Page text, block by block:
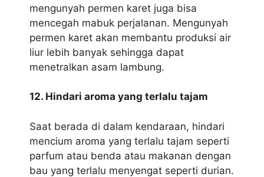
mengunyah permen karet juga bisa
mencegah mabuk perjalanan. Mengunyah
permen karet akan membantu produksi air
liur lebih banyak sehingga dapat
menetralkan asam lambung.
12. Hindari aroma yang terlalu tajam
Saat berada di dalam kendaraan, hindari
mencium aroma yang terlalu tajam seperti
parfum atau benda atau makanan dengan
bau yang terlalu menyengat seperti durian.